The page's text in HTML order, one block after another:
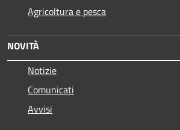
Agricoltura e pesca
NOVITÀ
Notizie
Comunicati
Avvisi